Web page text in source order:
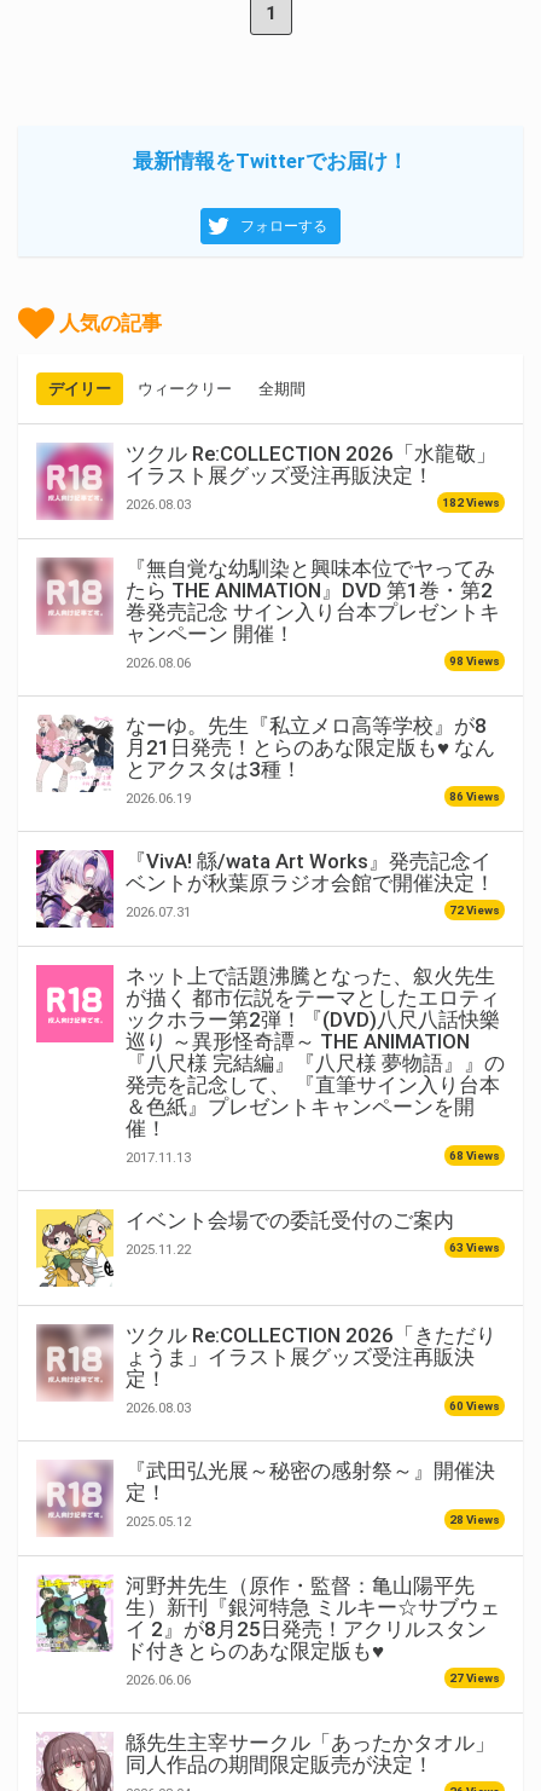
1
最新情報をTwitterでお届け！
フォローする
人気の記事
デイリー ウィークリー 全期間
ツクル Re:COLLECTION 2026「水龍敬」
イラスト展グッズ受注再販決定！
2026.08.03 182 Views
『無自覚な幼馴染と興味本位でヤってみ
たら THE ANIMATION』DVD 第1巻・第2
巻発売記念 サイン入り台本プレゼントキ
ャンペーン 開催！
2026.08.06 98 Views
なーゆ。先生『私立メロ高等学校』が8
月21日発売！とらのあな限定版も♥ なん
とアクスタは3種！
2026.06.19 86 Views
『VivA! 緜/wata Art Works』発売記念イ
ベントが秋葉原ラジオ会館で開催決定！
2026.07.31 72 Views
ネット上で話題沸騰となった、叙火先生
が描く 都市伝説をテーマとしたエロティ
ックホラー第2弾！『(DVD)八尺八話快樂
巡り ～異形怪奇譚～ THE ANIMATION
『八尺様 完結編』『八尺様 夢物語』』の
発売を記念して、 『直筆サイン入り台本
＆色紙』プレゼントキャンペーンを開
催！
2017.11.13 68 Views
イベント会場での委託受付のご案内
2025.11.22 63 Views
ツクル Re:COLLECTION 2026「きただり
ょうま」イラスト展グッズ受注再販決
定！
2026.08.03 60 Views
『武田弘光展～秘密の感射祭～』開催決
定！
2025.05.12 28 Views
河野丼先生（原作・監督：亀山陽平先
生）新刊『銀河特急 ミルキー☆サブウェ
イ 2』が8月25日発売！アクリルスタン
ド付きとらのあな限定版も♥
2026.06.06 27 Views
緜先生主宰サークル「あったかタオル」
同人作品の期間限定販売が決定！